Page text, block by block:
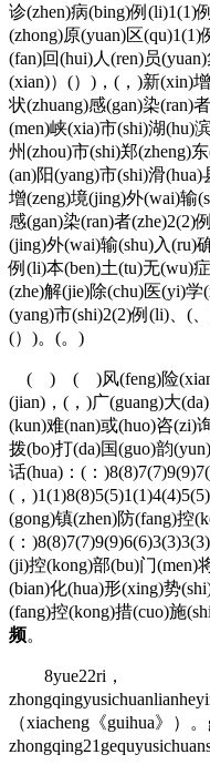
诊(zhen)病(bing)例(li)1(1)
(zhong)原(yuan)区
(fan)回(hui)人(ren)员
(xian)）(）)，(，)新(xin)
状(zhuang)感(gan)染(ran)
(men)峡(xia)市(shi)湖(hu)
州(zhou)市(shi)郑(zheng)
(an)阳(yang)市(shi)滑
增(zeng)境(jing)外(wai)输
感(gan)染(ran)者(zhe)2(2)
(jing)外(wai)输(shu)入(ru)
例(li)本(ben)土(tu)无(wu)
(zhe)解(jie)除(chu)医(yi)学
(yang)市(shi)2(2)例(li)、(
(）)。(。)
( ) ( )风(feng)险(xian)
(jian)，(，)广(guang)大
(kun)难(nan)或(huo)咨(zi)
拨(bo)打(da)国(guo)韵
话(hua)：(：
(，
(gong)镇(zhen)防(fang)控
(：
(ji)控(kong)部(bu)门(men)
(bian)化(hua)形(xing)势
(fang)控(kong)措(cuo)施
频。
8yue22ri，
（xiacheng《guihua》）